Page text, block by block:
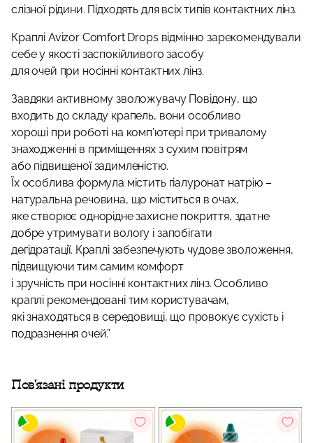
слізної рідини. Підходять для всіх типів контактних лінз.
Краплі Avizor Comfort Drops відмінно зарекомендували
себе у якості заспокійливого засобу
для очей при носінні контактних лінз.
Завдяки активному зволожувачу Повідону, що
входить до складу крапель, вони особливо
хороші при роботі на комп’ютері при тривалому
знаходженні в приміщеннях з сухим повітрям
або підвищеної задимленістю.
Їх особлива формула містить гіалуронат натрію –
натуральна речовина, що міститься в очах,
яке створює однорідне захисне покриття, здатне
добре утримувати вологу і запобігати
дегідратації. Краплі забезпечують чудове зволоження,
підвищуючи тим самим комфорт
і зручність при носінні контактних лінз. Особливо
краплі рекомендовані тим користувачам,
які знаходяться в середовищі, що провокує сухість і
подразнення очей.”
Пов'язані продукти